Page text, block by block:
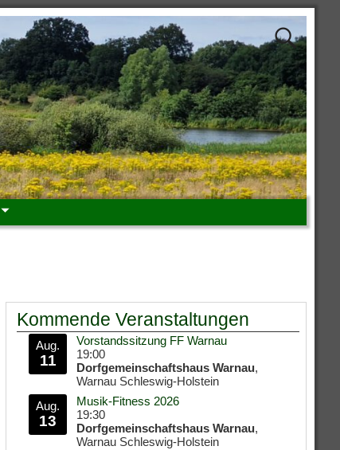
Kommende Veranstaltungen
Aug.
11
Vorstandssitzung FF Warnau
19:00
Dorfgemeinschaftshaus Warnau,
Warnau Schleswig-Holstein
Aug.
13
Musik-Fitness 2026
19:30
Dorfgemeinschaftshaus Warnau,
Warnau Schleswig-Holstein